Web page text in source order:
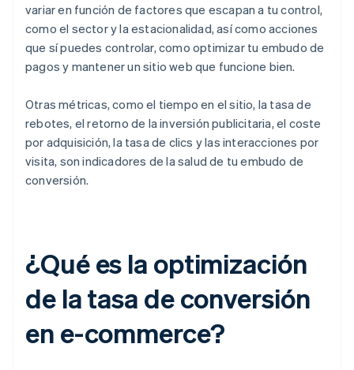
variar en función de factores que escapan a tu control,
como el sector y la estacionalidad, así como acciones
que sí puedes controlar, como optimizar tu embudo de
pagos y mantener un sitio web que funcione bien.
Otras métricas, como el tiempo en el sitio, la tasa de
rebotes, el retorno de la inversión publicitaria, el coste
por adquisición, la tasa de clics y las interacciones por
visita, son indicadores de la salud de tu embudo de
conversión.
¿Qué es la optimización
de la tasa de conversión
en e-commerce?